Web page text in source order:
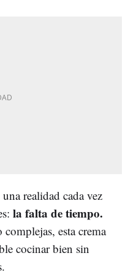
realidad cada vez
la falta de tiempo.
esta crema
cocinar bien sin